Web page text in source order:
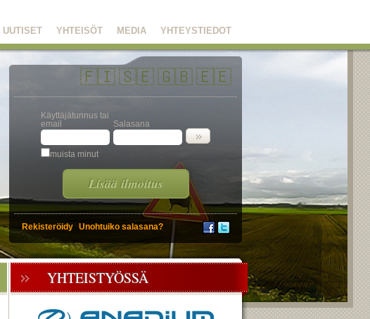
YHTEYSTIEDOT
MEDIA
YHTEISÖT
UUTISET
🇫🇮🇸🇪🇬🇧🇪🇪
Käyttäjätunnus tai
email
Salasana
muista minut
Lisää ilmoitus
Rekisteröidy Unohtuiko salasana?
YHTEISTYÖSSÄ